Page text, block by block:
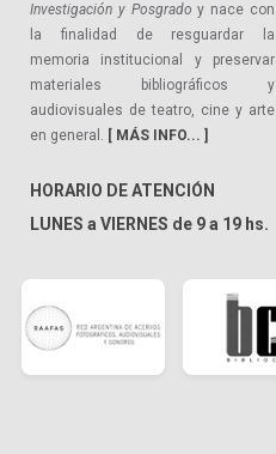
Investigación y Posgrado y nace con
la finalidad de resguardar la
memoria institucional y preservar
materiales bibliográficos y
audiovisuales de teatro, cine y arte
en general. [ MÁS INFO... ]
HORARIO DE ATENCIÓN
LUNES a VIERNES de 9 a 19 hs.